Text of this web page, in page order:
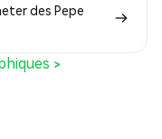
des Pepe
>